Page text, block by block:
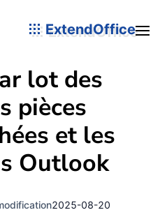
ExtendOffice
lot des
pièces
et les
Outlook
2025-08-20